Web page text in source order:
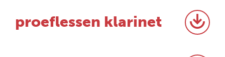
proeflessen klarinet